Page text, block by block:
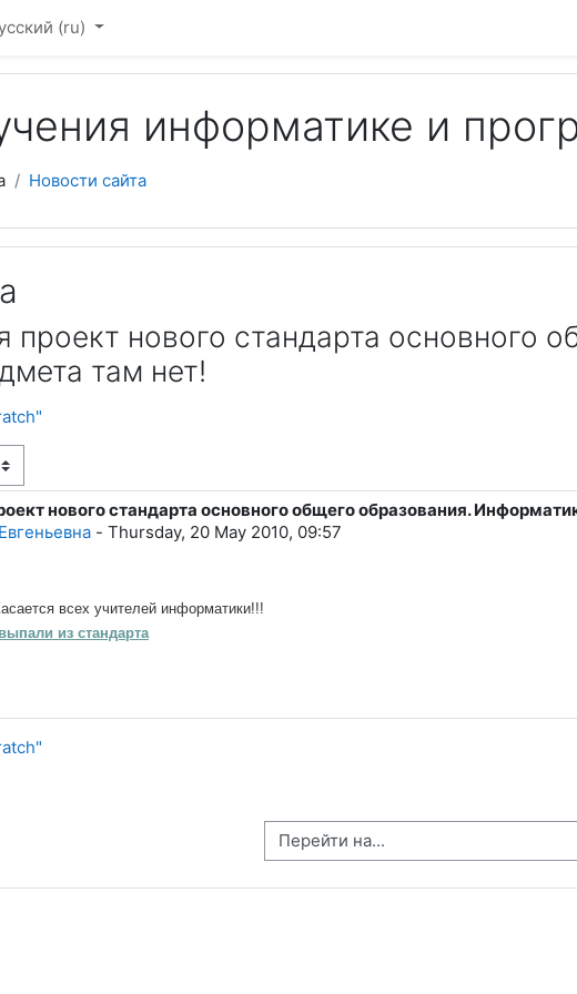
‎(ru)‎
информатике и
Новости сайта
проект нового стандарта основного
там нет!
нового стандарта основного общего образования.
- Thursday, 20 May 2010, 09:57
0
всех учителей информатики!!!
из стандарта
Перейти на...